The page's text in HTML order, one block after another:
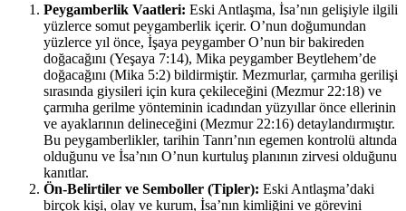
Peygamberlik Vaatleri: Eski Antlaşma, İsa’nın gelişiyle ilgili
yüzlerce somut peygamberlik içerir. O’nun doğumundan
yüzlerce yıl önce, İşaya peygamber O’nun bir bakireden
doğacağını (Yeşaya 7:14), Mika peygamber Beytlehem’de
doğacağını (Mika 5:2) bildirmiştir. Mezmurlar, çarmıha gerilişi
sırasında giysileri için kura çekileceğini (Mezmur 22:18) ve
çarmıha gerilme yönteminin icadından yüzyıllar önce ellerinin
ve ayaklarının delineceğini (Mezmur 22:16) detaylandırmıştır.
Bu peygamberlikler, tarihin Tanrı’nın egemen kontrolü altında
olduğunu ve İsa’nın O’nun kurtuluş planının zirvesi olduğunu
kanıtlar.
Ön-Belirtiler ve Semboller (Tipler): Eski Antlaşma’daki
birçok kişi, olay ve kurum, İsa’nın kimliğini ve görevini